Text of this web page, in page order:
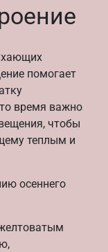
помогает
время важно
чтобы
теплым и
осеннего